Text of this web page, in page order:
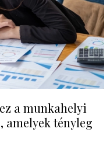
a munkahelyi
amelyek tényleg